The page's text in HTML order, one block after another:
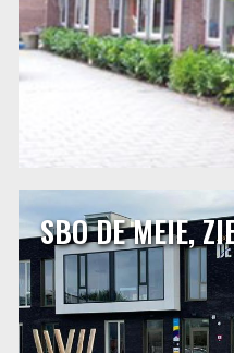
SBO DE MEIE,
De Meie is een
onze school vangen wij
op de gewone
individueel programma
“gewone” basisschool
zijn wij niet